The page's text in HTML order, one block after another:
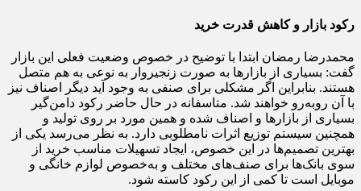
رکود بازار و کاهش قدرت خرید
محمدرضا رمضان ابتدا با توضیح در خصوص وضعیت فعلی این بازار
گفت: بسیاری از بازارها به صورت زنجیروار به نوعی به هم متصل
هستند. بنابراین اگر مشکلی برای صنفی به وجود آید دیگر اصناف نیز
با آن روبه‌رو خواهند شد. متاسفانه در حال حاضر رکود دامن‌گیر
بسیاری از بازارها و اصناف شده و همین مورد بر روی تولید و
همچنین سیستم توزیع اثرات نامطلوبی دارد. به نظر می‌رسد یکی از
بهترین تصمیم‌ها در این خصوص، ایجاد تسهیلات مناسب خرید از
سوی بانک‌ها برای صنف‌های مختلف و به‌خصوص لوازم خانگی و
موبایل است تا کمی از این رکود کاسته شود.